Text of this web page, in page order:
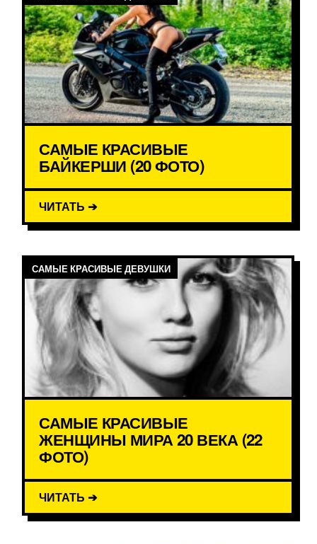
САМЫЕ КРАСИВЫЕ
БАЙКЕРШИ (20 ФОТО)
ЧИТАТЬ ➔
САМЫЕ КРАСИВЫЕ ДЕВУШКИ
САМЫЕ КРАСИВЫЕ
ЖЕНЩИНЫ МИРА 20 ВЕКА (22
ФОТО)
ЧИТАТЬ ➔